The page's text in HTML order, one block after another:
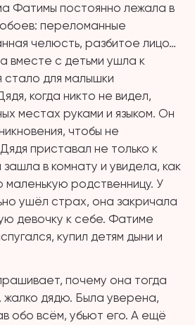
Фатимы постоянно лежала в
переломанные
челюсть, разбитое лицо…
вместе с детьми ушла к
для малышки
когда никто не видел,
местах руками и языком. Он
чтобы не
приставал не только к
в комнату и увидела, как
маленькую родственницу. У
ушёл страх, она закричала
девочку к себе. Фатиме
купил детям дыни и
почему она тогда
жалко дядю. Была уверена,
обо всём, убьют его. А ещё